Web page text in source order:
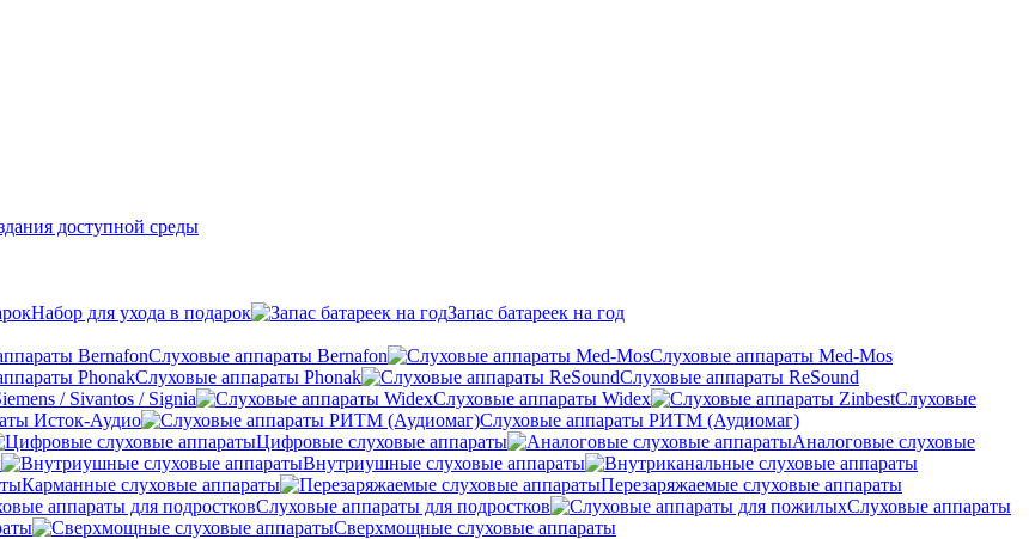
доступной среды
Набор для ухода в подарок
Запас батареек на год
Слуховые аппараты Bernafon
Слуховые аппараты Med-Mos
Слуховые аппараты Phonak
Слуховые аппараты ReSound
/ Sivantos / Signia
Слуховые аппараты Widex
Слуховые
Исток-Аудио
Слуховые аппараты РИТМ (Аудиомаг)
Цифровые слуховые аппараты
Аналоговые слуховые
Внутриушные слуховые аппараты
Карманные слуховые аппараты
Перезаряжаемые слуховые аппараты
Слуховые аппараты для подростков
Слуховые аппараты
Сверхмощные слуховые аппараты